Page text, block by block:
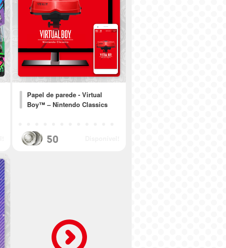
Papel de parede - Virtual
Boy™ – Nintendo Classics
50